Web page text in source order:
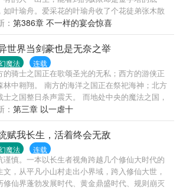
、招来恶魔的古老地下城业已苏醒。穿越成地下
创造一个容纳所有种族、所有信仰、所有生活方
灰色新世界的故事+有自己一套原则但利己主义的
。剧情为主，少量感情，女主后期人形，男主是
注坑人业务却反被女主卖世界大同安利的恶魔。
既往的主角本人是金大腿主义。每晚八点左右日
~完结的女人志通贩中↓女能奇幻，简单粗暴中二
结的西幻耽美新坑，个人志预售中↓如何攻略累感
的老猫:今后会开的耽美坑↓沙漠之民少年捕获了
失事坠入沙漠的城市之民冒险家，也被对方驯养
事，外凶里嫩野生动物小崽子攻天万字更新！
打滚求支持~
如叶瑜舟。爱采花的叶瑜舟收了个花徒弟张木散
发现自己的感情从朋友的层次上升到了自己不敢
的地步。步步退却，却步步痛苦。确认心意之
她勇敢地奋起直追，誓要打破门当户对的传统，
肩平肩，游遍这个大千世界。社会的冷漠，人性
问，终将助长她的成熟。其中会发生什么有笑有
事情呢？欢迎收藏观看。
： 第386章 不一样的宴会惊喜
世界当剑豪也是无奈之举
魔法 连载
的骑士之国正在歌颂圣光的无私；西方的游侠正
林中翱翔。 南方的海洋之国正在祭祀海神；北方
士之国整日杀声震天。 而地处中央的魔法之国，
为探求真理而不断努力前行。 这里是亚兰大陆。
了冒险，未知与机遇的地方。 这里的人都各具特
这里甚至都没有两个相同的职业者。每个人都充
未知，每个人都天赋异禀。 且看机缘巧合之下，
成为剑豪的男人，在这个剑与魔法的世界中，能
到什么吧！
： 第三章 以一虐十
赋我长生，活着终会无敌
魔法 连载
谨慎。一本以长生者视角跨越几个修仙大时代的
文，从平凡小山村走出小界域，跨入修仙大世，
修仙界蓬勃发展时代、黄金鼎盛时代、规则崩灭